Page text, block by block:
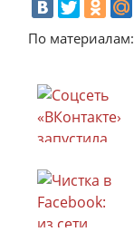
По материалам: